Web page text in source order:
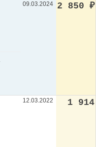
09.03.2024 2 850 ₽
12.03.2022 1 914